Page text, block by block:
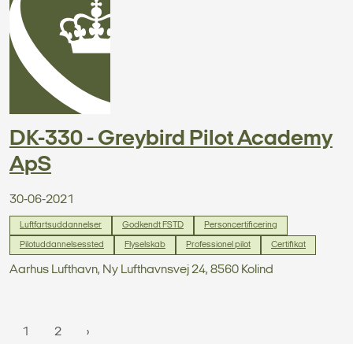
DK-330 - Greybird Pilot Academy
ApS
30-06-2021
Luftfartsuddannelser Godkendt FSTD Personcertificering
Pilotuddannelsessted Flyselskab Professionel pilot Certifikat
Aarhus Lufthavn, Ny Lufthavnsvej 24, 8560 Kolind
1 2